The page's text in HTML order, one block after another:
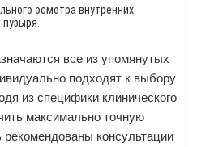
осмотра внутренних
все из упомянутых
подходят к выбору
из специфики клинического
максимально точную
консультации